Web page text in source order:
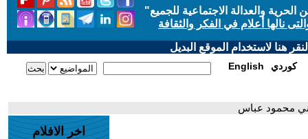
والعدالة الاجتماعية للجميع"
نالها أعلام في الفكر والثقافة
هنا لاستخدام الموقع البديل
English كوردي
محمود عباس
اخر الافلام